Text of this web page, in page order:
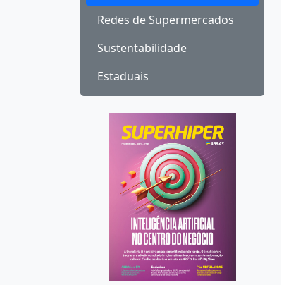
Redes de Supermercados
Sustentabilidade
Estaduais